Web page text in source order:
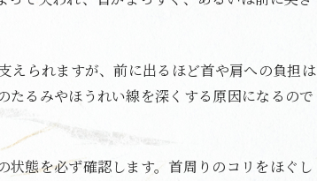
えられますが、前に出るほど首や肩への負担は
るみやほうれい線を深くする原因になるので
態を必ず確認します。首周りのコリをほぐし